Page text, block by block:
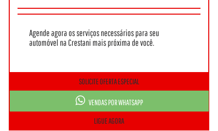
Agende agora os serviços necessários para seu
automóvel na Crestani mais próxima de você.
SOLICITE OFERTA ESPECIAL
VENDAS POR WHATSAPP
LIGUE AGORA